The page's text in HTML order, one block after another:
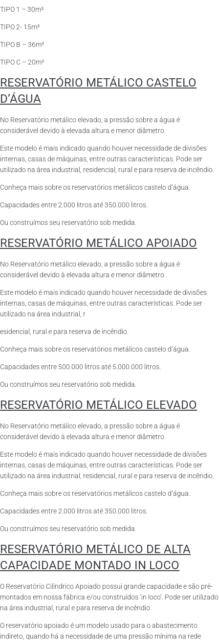
TIPO 1 – 30m³
TIPO 2- 15m³
TIPO B – 36m³
TIPO C – 20m³
RESERVATÓRIO METÁLICO CASTELO
D’ÁGUA
No Reservatório metálico elevado, a pressão sobre a água é
considerável devido à elevada altura e menor diâmetro.
Este modelo é mais indicado quando houver necessidade de divisões
internas, casas de máquinas, entre outras características. Pode ser
utilizado na área industrial, residencial, rural e para reserva de incêndio.
Conheça mais sobre os reservatórios metálicos castelo d’água.
Capacidades entre 2.000 litros até 350.000 litros.
Ou construímos seu reservatório sob medida.
RESERVATÓRIO METÁLICO APOIADO
No Reservatório metálico elevado, a pressão sobre a água é
considerável devido à elevada altura e menor diâmetro.
Este modelo é mais indicado quando houver necessidade de divisões
internas, casas de máquinas, entre outras características. Pode ser
utilizado na área industrial, r
esidencial, rural e para reserva de incêndio.
Conheça mais sobre os reservatórios metálicos castelo d’água.
Capacidades entre 500.000 litros até 5.000.000 litros.
Ou construímos seu reservatório sob medida.
RESERVATÓRIO METÁLICO ELEVADO
No Reservatório metálico elevado, a pressão sobre a água é
considerável devido à elevada altura e menor diâmetro.
Este modelo é mais indicado quando houver necessidade de divisões
internas, casas de máquinas, entre outras características. Pode ser
utilizado na área industrial, residencial, rural e para reserva de incêndio.
Conheça mais sobre os reservatórios metálicos castelo d’água.
Capacidades entre 2.000 litros até 350.000 litros.
Ou construímos seu reservatório sob medida.
RESERVATÓRIO METÁLICO DE ALTA
CAPACIDADE MONTADO IN LOCO
O Reservatório Cilíndrico Apoiado possui grande capacidade e são pré-
montados em nossa fábrica e/ou construídos ‘in loco’. Pode ser utilizado
na área industrial, rural e para reserva de incêndio.
O reservatório apoiado é um modelo usado para o abastecimento
indireto, quando há a necessidade de uma pressão mínima na rede